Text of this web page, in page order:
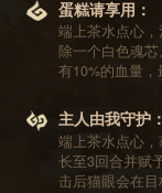
蛋糕请享用：
端上茶水点心
除一个白色魂
有10%的血量，
主人由我守护：
端上茶水点心
长至3回合并赋
击后猫眼会在目